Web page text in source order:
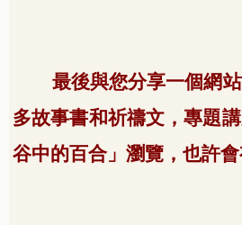
最後與您分享一個網
多故事書和祈禱文，專題
谷中的百合」瀏覽，也許